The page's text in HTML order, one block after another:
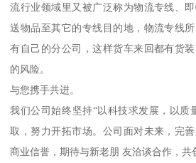
流行业领域里又被广泛称为物流专线、
送物品至其它的专线目的地，物流专线
有自己的分公司，这样货车来回都有货
的风险。
与您携手共进。
我们公司始终坚持“以科技求发展，以质
取，努力开拓市场。公司面对未来，完
商业信誉，期待与新老朋 友洽谈合作，共